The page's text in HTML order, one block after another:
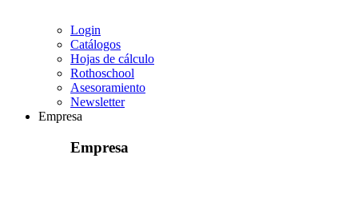
Login
Catálogos
Hojas de cálculo
Rothoschool
Asesoramiento
Newsletter
Empresa
Empresa